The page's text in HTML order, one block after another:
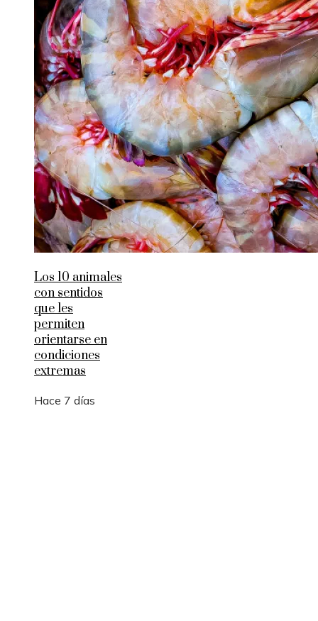
Los 10 animales
con sentidos
que les
permiten
orientarse en
condiciones
extremas
Hace 7 días